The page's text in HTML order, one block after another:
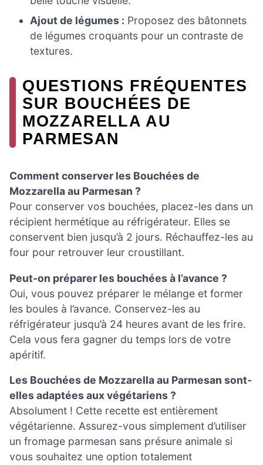
Ajout de légumes : Proposez des bâtonnets
de légumes croquants pour un contraste de
textures.
QUESTIONS FRÉQUENTES
SUR BOUCHÉES DE
MOZZARELLA AU
PARMESAN
Comment conserver les Bouchées de
Mozzarella au Parmesan ?
Pour conserver vos bouchées, placez-les dans un
récipient hermétique au réfrigérateur. Elles se
conservent bien jusqu’à 2 jours. Réchauffez-les au
four pour retrouver leur croustillant.
Peut-on préparer les bouchées à l’avance ?
Oui, vous pouvez préparer le mélange et former
les boules à l’avance. Conservez-les au
réfrigérateur jusqu’à 24 heures avant de les frire.
Cela vous fera gagner du temps lors de votre
apéritif.
Les Bouchées de Mozzarella au Parmesan sont-
elles adaptées aux végétariens ?
Absolument ! Cette recette est entièrement
végétarienne. Assurez-vous simplement d’utiliser
un fromage parmesan sans présure animale si
vous souhaitez une option totalement